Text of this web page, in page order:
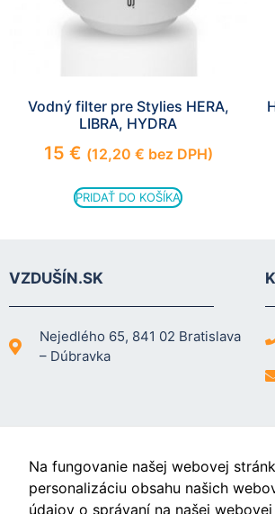
Vodný filter pre Stylies HERA,
LIBRA, HYDRA
15 € (12,20 € bez DPH)
PRIDAŤ DO KOŠÍKA
VZDUŠÍN.SK
Nejedlého 65, 841 02 Bratislava
– Dúbravka
Videá
Na fungovanie našej webovej
personalizáciu obsahu našich
údajov o správaní na našej